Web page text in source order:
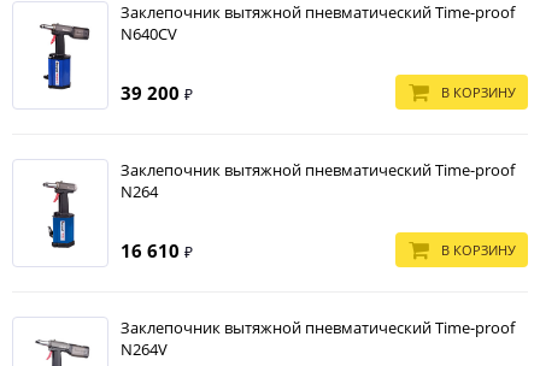
Заклепочник вытяжной пневматический Time-proof
N640CV
39 200 ₽ В КОРЗИНУ
Заклепочник вытяжной пневматический Time-proof
N264
16 610 ₽ В КОРЗИНУ
Заклепочник вытяжной пневматический Time-proof
N264V